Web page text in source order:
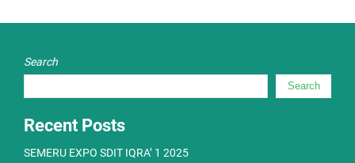
Search
Search
Recent Posts
SEMERU EXPO SDIT IQRA’ 1 2025